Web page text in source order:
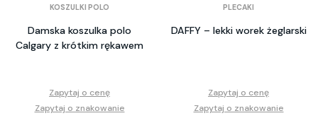
KOSZULKI POLO
Damska koszulka polo
Calgary z krótkim rękawem
Zapytaj o cenę
Zapytaj o znakowanie
PLECAKI
DAFFY – lekki worek żeglarski
Zapytaj o cenę
Zapytaj o znakowanie